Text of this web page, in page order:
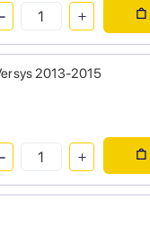
2013-2015